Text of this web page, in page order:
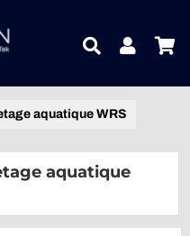
aquatique WRS
aquatique